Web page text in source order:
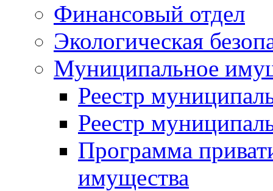
Финансовый отдел
Экологическая
Муниципальное
Реестр
Реестр
Программа
имущества